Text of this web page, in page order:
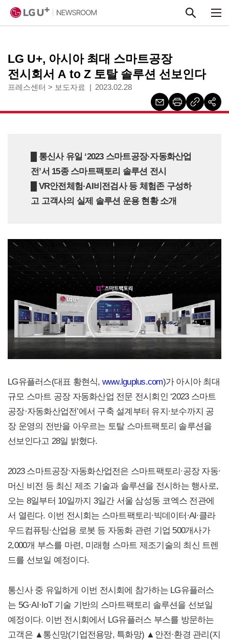
LG U+, 아시아 최대 스마트공장
전시회서 A to Z 토탈 솔루션 선보인다
프레스센터 > 보도자료 2023.02.28
█ 통신사 유일 ‘2023 스마트공장·자동화산업
전’서 15종 스마트팩토리 솔루션 전시
█ VR안전체험·AI비전검사 등 체험존 구성하
고 고객사의 실제 솔루션 운용 현황 소개
LG유플러스(대표 황현식, www.lguplus.com)가 아시아 최대
규모 스마트 공장 자동화산업 전문 전시회인 ‘2023 스마트
공장·자동화산업전’에서 구축 설계부터 유지∙보수까지 공
장 운영의 전반을 아우르는 토탈 스마트팩토리 솔루션을
선보인다고 28일 밝혔다.
2023 스마트공장∙자동화산업전은 스마트팩토리∙공장 자동∙
머신 비전 등 최신 제조 기술과 솔루션을 전시하는 행사로,
오는 8일부터 10일까지 3일간 서울 삼성동 코엑스 전관에
서 열린다. 이번 전시회는 스마트팩토리∙빅데이터∙AI∙클라
우드컴퓨팅∙산업용 로봇 등 자동화 관련 기업 500개사가
2,000개 부스를 마련, 미래형 스마트 제조기술의 최신 트렌
드를 선보일 예정이다.
통신사 중 유일하게 이번 전시회에 참가하는 LG유플러스
는 5G·AI·IoT 기술 기반의 스마트팩토리 솔루션을 선보일
예정이다. 이번 전시회에서 LG유플러스 부스를 방문하는
고객은 ▲통신망(기업전용망, 특화망) ▲안전·환경 관리(지